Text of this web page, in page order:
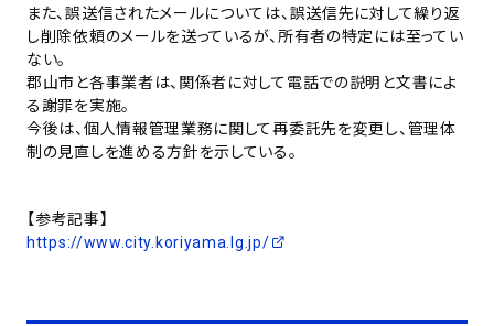
また、誤送信されたメールについては、誤送信先に対して繰り返
し削除依頼のメールを送っているが、所有者の特定には至ってい
ない。
郡山市と各事業者は、関係者に対して電話での説明と文書によ
る謝罪を実施。
今後は、個人情報管理業務に関して再委託先を変更し、管理体
制の見直しを進める方針を示している。
【参考記事】
https://www.city.koriyama.lg.jp/